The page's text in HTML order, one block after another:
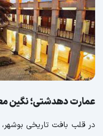
عمارت دهدشتی؛ نگین